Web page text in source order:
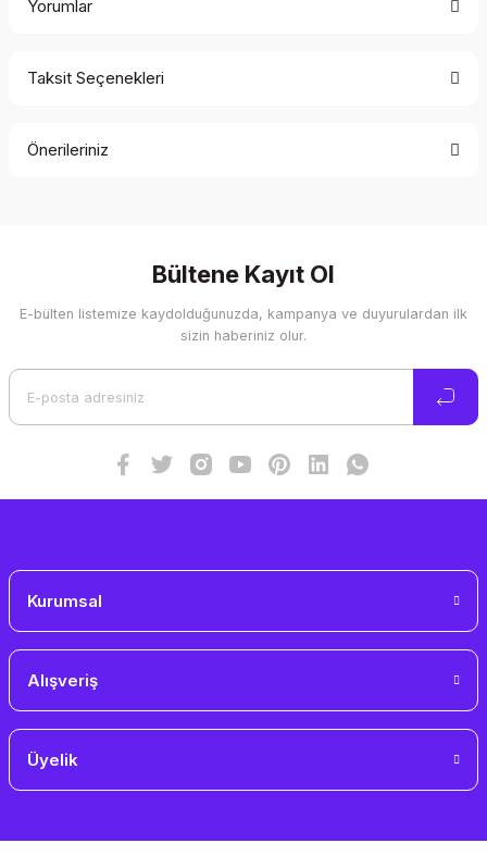
Yorumlar
Taksit Seçenekleri
Önerileriniz
Görüş ve önerileriniz için teşekkür ederiz.
Ürün resmi kalitesiz, bozuk veya görüntülenemiyor.
Bültene Kayıt Ol
E-bülten listemize kaydolduğunuzda, kampanya ve duyurulardan ilk
sizin haberiniz olur.
Kurumsal
Alışveriş
Üyelik